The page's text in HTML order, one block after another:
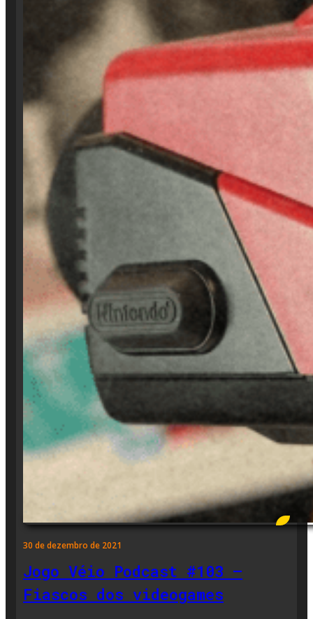
30 de dezembro de 2021
Jogo Véio Podcast #103 –
Fiascos dos videogames